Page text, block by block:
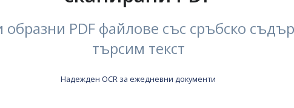
PDF файлове със сръбско
търсим текст
Надежден OCR за ежедневни документи